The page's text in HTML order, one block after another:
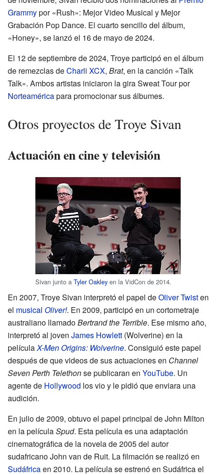
Grammypor «Rush»: Mejor Video Musical y Mejor
Grabación Pop Dance. El cuarto sencillo del álbum,
«Honey», se lanzó el 16 de mayo de 2024.
El 12 de septiembre de 2024, Troye participó en el álbum
de remezclas deCharli XCX, Brat, en la canción «Talk
Talk». Ambos artistas iniciaron la gira Sweat Tour por
Norteaméricapara promocionar sus álbumes.
Otros proyectos de Troye Sivan
Actuación en cine y televisión
Sivan junto a Tyler Oakley en la VidCon de 2014.
En 2007, Troye Sivan interpretó el papel deOliver Twisten
el musical Oliver!. En 2009, participó en un cortometraje
australiano llamadoBertrand the Terrible. Ese mismo año,
interpretó al joven James Howlett (Wolverine) en la
películaX-Men Origins: Wolverine. Consiguió este papel
después de que videos de sus actuaciones en Channel
Seven Perth Telethonse publicaran en YouTube. Un
agente de Hollywood los vio y le pidió que enviara una
audición.
En julio de 2009, obtuvo el papel principal de John Milton
en la películaSpud. Esta película es una adaptación
cinematográfica de la novela de 2005 del autor
sudafricano John van de Ruit. La filmación se realizó en
Sudáfricaen 2010. La película se estrenó en Sudáfrica el